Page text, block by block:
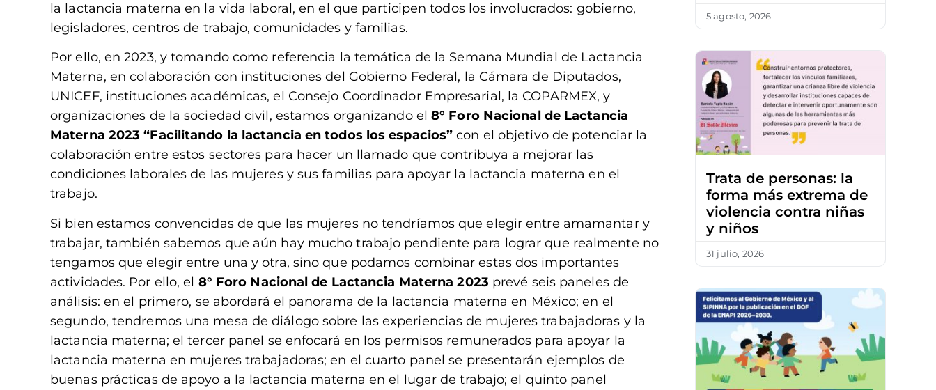
la lactancia materna en la vida laboral, en el que participen todos los involucrados: gobierno,
legisladores, centros de trabajo, comunidades y familias.
Por ello, en 2023, y tomando como referencia la temática de la Semana Mundial de Lactancia
Materna, en colaboración con instituciones del Gobierno Federal, la Cámara de Diputados,
UNICEF, instituciones académicas, el Consejo Coordinador Empresarial, la COPARMEX, y
organizaciones de la sociedad civil, estamos organizando el8° Foro Nacional de Lactancia
Materna 2023 “Facilitando la lactancia en todos los espacios” con el objetivo de potenciar la
colaboración entre estos sectores para hacer un llamado que contribuya a mejorar las
condiciones laborales de las mujeres y sus familias para apoyar la lactancia materna en el
trabajo.
Si bien estamos convencidas de que las mujeres no tendríamos que elegir entre amamantar y
trabajar, también sabemos que aún hay mucho trabajo pendiente para lograr que realmente no
tengamos que elegir entre una y otra, sino que podamos combinar estas dos importantes
actividades. Por ello, el 8° Foro Nacional de Lactancia Materna 2023 prevé seis paneles de
análisis: en el primero, se abordará el panorama de la lactancia materna en México; en el
segundo, tendremos una mesa de diálogo sobre las experiencias de mujeres trabajadoras y la
lactancia materna; el tercer panel se enfocará en los permisos remunerados para apoyar la
lactancia materna en mujeres trabajadoras; en el cuarto panel se presentarán ejemplos de
buenas prácticas de apoyo a la lactancia materna en el lugar de trabajo; el quinto panel
5 agosto, 2026
Trata de personas: la
forma más extrema de
violencia contra niñas
y niños
31 julio, 2026